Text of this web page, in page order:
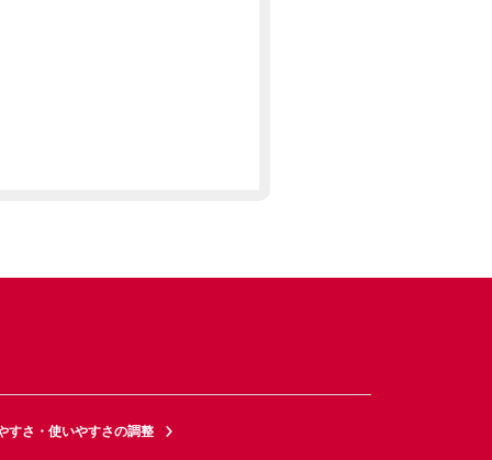
すさ・使いやすさの調整